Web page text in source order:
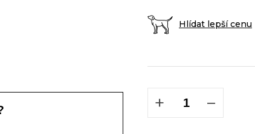
Hlídat lepší cenu
+ −